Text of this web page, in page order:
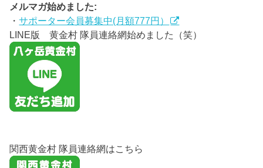
メルマガ始めました:
・サポーター会員募集中(月額777円）
LINE版 黄金村 隊員連絡網始めました（笑）
関西黄金村 隊員連絡網はこちら